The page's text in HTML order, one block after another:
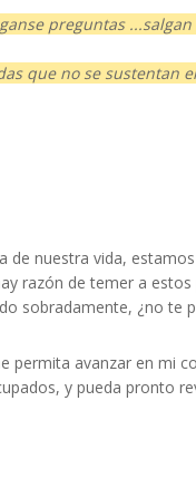
preguntas
que no se sustentan
de nuestra vida,
razón de temer a
sobradamente, ¿no te
permita avanzar en mi
y pueda pronto